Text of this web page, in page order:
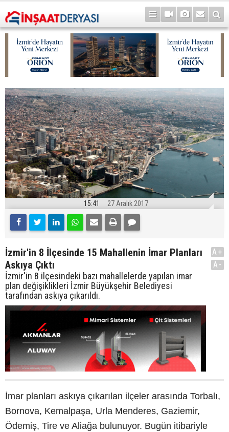
15:41 27 Aralık 2017
İzmir'in 8 İlçesinde 15 Mahallenin İmar Planları
Askıya Çıktı
İzmir'in 8 ilçesindeki bazı mahallelerde yapılan imar
plan değişiklikleri İzmir Büyükşehir Belediyesi
tarafından askıya çıkarıldı.
A+
A-
İmar planları askıya çıkarılan ilçeler arasında Torbalı,
Bornova, Kemalpaşa, Urla Menderes, Gaziemir,
Ödemiş, Tire ve Aliağa bulunuyor. Bugün itibariyle